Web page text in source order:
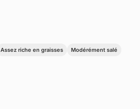
Assez riche en graisses
Modérément salé